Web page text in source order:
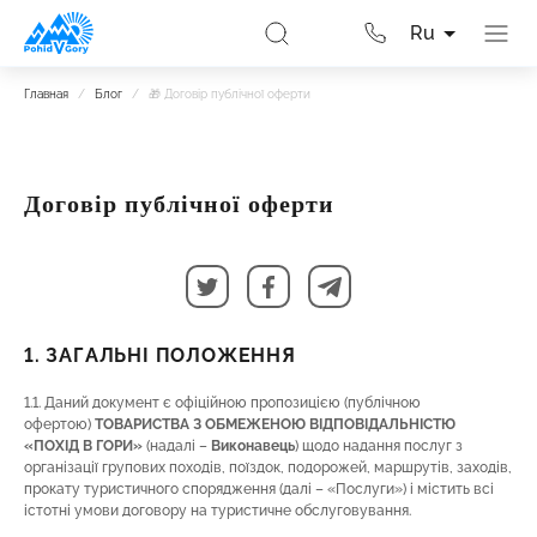
Ru
Главная / Блог / 🎁 Договір публічної оферти
Договір публічної оферти
1. ЗАГАЛЬНІ ПОЛОЖЕННЯ
1.1. Даний документ є офіційною пропозицією (публічною
офертою) ТОВАРИСТВА З ОБМЕЖЕНОЮ ВІДПОВІДАЛЬНІСТЮ
«ПОХІД В ГОРИ» (надалі – Виконавець) щодо надання послуг з
організації групових походів, поїздок, подорожей, маршрутів, заходів,
прокату туристичного спорядження (далі – «Послуги») і містить всі
істотні умови договору на туристичне обслуговування.